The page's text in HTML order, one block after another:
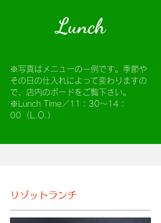
Lunch
※写真はメニューの一例です。季節や
その日の仕入れによって変わりますの
で、店内のボードをご覧下さい。
※Lunch Time／11：30～14：
00 （L.O.）
リゾットランチ